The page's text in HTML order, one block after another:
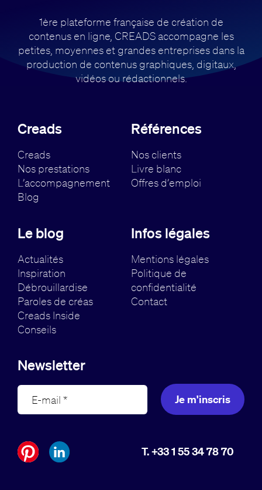
1ère plateforme française de création de
contenus en ligne, CREADS accompagne les
petites, moyennes et grandes entreprises dans la
production de contenus graphiques, digitaux,
vidéos ou rédactionnels.
Creads
Creads
Nos prestations
L’accompagnement
Blog
Références
Nos clients
Livre blanc
Offres d’emploi
Le blog
Actualités
Inspiration
Débrouillardise
Paroles de créas
Creads Inside
Conseils
Infos légales
Mentions légales
Politique de
confidentialité
Contact
Newsletter
Je m'inscris
T. +33 1 55 34 78 70